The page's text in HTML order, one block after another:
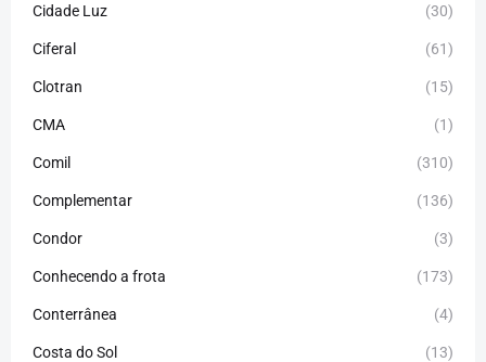
Cidade Luz (30)
Ciferal (61)
Clotran (15)
CMA (1)
Comil (310)
Complementar (136)
Condor (3)
Conhecendo a frota (173)
Conterrânea (4)
Costa do Sol (13)